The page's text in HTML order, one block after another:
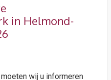
in Helmond-
wij u informeren